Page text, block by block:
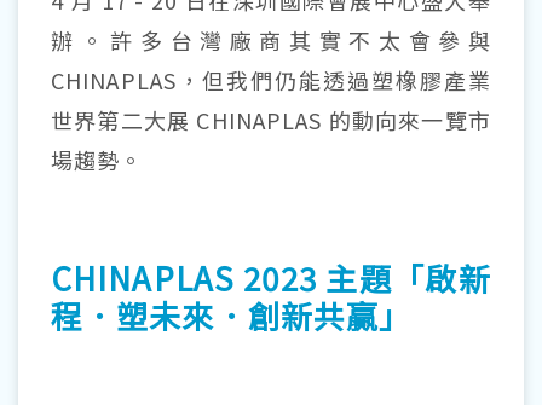
辦。許多台灣廠商其實不太會參與
CHINAPLAS，但我們仍能透過塑橡膠產業
世界第二大展 CHINAPLAS 的動向來一覽市
場趨勢。
CHINAPLAS 2023 主題「啟新
程．塑未來．創新共贏」